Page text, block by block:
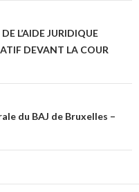
L’AIDE JURIDIQUE
DEVANT LA COUR
du BAJ de Bruxelles –